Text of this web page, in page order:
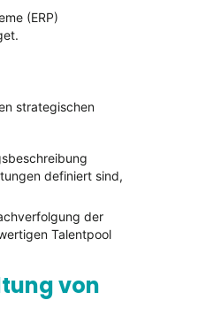
(ERP)
strategischen
definiert sind,
der
Talentpool
von